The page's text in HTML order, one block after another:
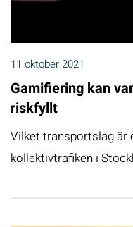
11 oktober 2021
Gamifiering kan
riskfyllt
Vilket transportslag är
kollektivtrafiken i